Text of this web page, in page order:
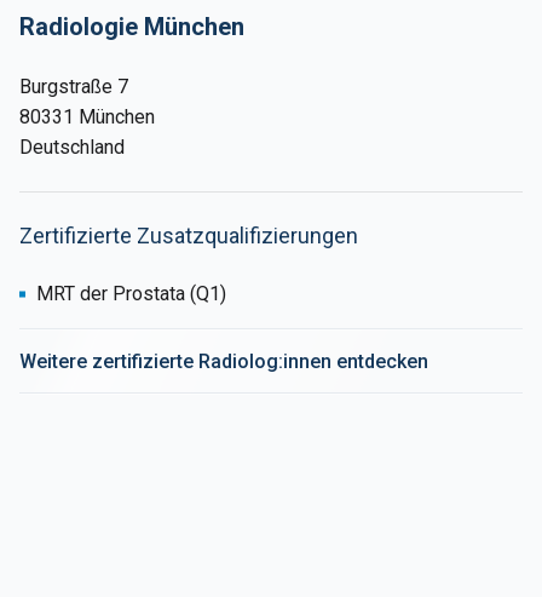
Radiologie München
Burgstraße 7
80331 München
Deutschland
Zertifizierte Zusatzqualifizierungen
MRT der Prostata (Q1)
Weitere zertifizierte Radiolog:innen entdecken